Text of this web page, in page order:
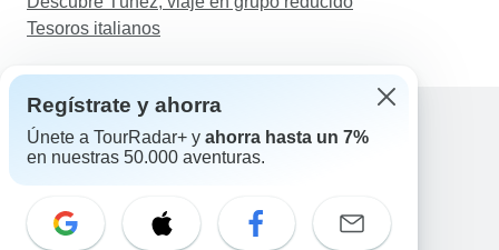
Tesoros italianos
Ayuda
Correo electrónico: support@tourradar.com
Regístrate y ahorra
Únete a TourRadar+ y ahorra hasta un 7%
en nuestras 50.000 aventuras.